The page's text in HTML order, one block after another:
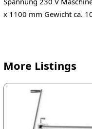
x 1100 mm Gewicht ca.
More Listings